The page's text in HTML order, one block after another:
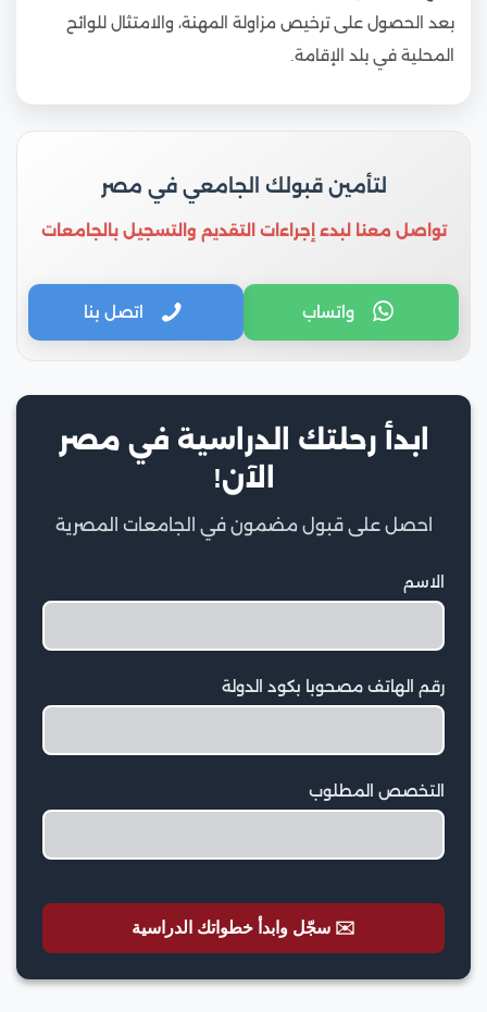
بعد الحصول على ترخيص مزاولة المهنة، والامتثال للوائح
المحلية في بلد الإقامة.
لتأمين قبولك الجامعي في مصر
تواصل معنا لبدء إجراءات التقديم والتسجيل بالجامعات
واتساب اتصل بنا
ابدأ رحلتك الدراسية في مصر
الآن!
احصل على قبول مضمون في الجامعات المصرية
الاسم
رقم الهاتف مصحوبا بكود الدولة
التخصص المطلوب
✉️ سجّل وابدأ خطواتك الدراسية